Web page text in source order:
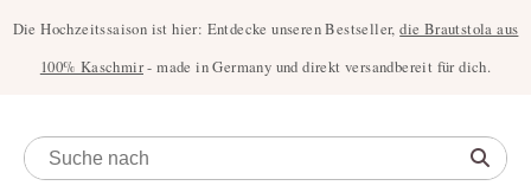
Die Hochzeitssaison ist hier: Entdecke unseren Bestseller,die Brautstola aus
100% Kaschmir- made in Germany und direkt versandbereit für dich.